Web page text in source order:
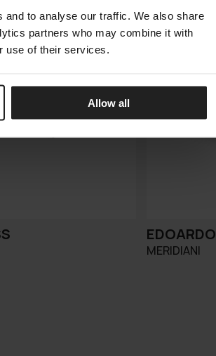
to analyse our traffic. We also share
partners who may combine it with
use of their services.
Allow all
EDOARDO
MERIDIANI